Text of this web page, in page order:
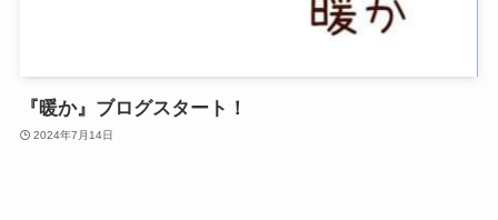
『暖か』ブログスタート！
2024年7月14日